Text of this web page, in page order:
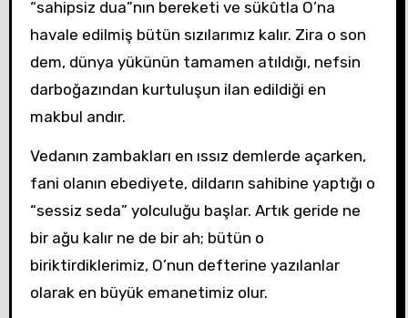
“sahipsiz dua”nın bereketi ve sükûtla O’na
havale edilmiş bütün sızılarımız kalır. Zira o son
dem, dünya yükünün tamamen atıldığı, nefsin
darboğazından kurtuluşun ilan edildiği en
makbul andır.
Vedanın zambakları en ıssız demlerde açarken,
fani olanın ebediyete, dildarın sahibine yaptığı o
“sessiz seda” yolculuğu başlar. Artık geride ne
bir ağu kalır ne de bir ah; bütün o
biriktirdiklerimiz, O’nun defterine yazılanlar
olarak en büyük emanetimiz olur.